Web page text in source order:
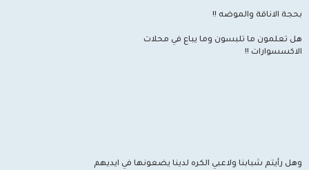
بحجة الاناقة والموضه !!
هل تعلمون ما تلبسون وما يباع في محلات
الاكسسوارات !!
وهل رأيتم شبابنا ولاعبي الكره لدينا يضعونها في ايديهم